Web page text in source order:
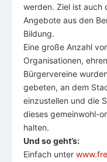
werden. Ziel ist auch
Angebote aus den
Bildung.
Eine große Anzahl
Organisationen,
Bürgervereine
gebeten, an dem
einzustellen und die
dieses gemeinwohl-
halten.
Und so geht’s:
Einfach unter